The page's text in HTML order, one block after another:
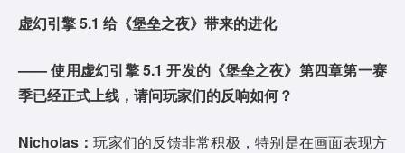
虚幻引擎 5.1 给《堡垒之夜》带来的进化
—— 使用虚幻引擎 5.1 开发的《堡垒之夜》第四章第一赛
季已经正式上线，请问玩家们的反响如何？
Nicholas：玩家们的反馈非常积极，特别是在画面表现方